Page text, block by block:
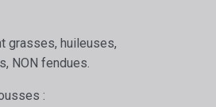
grasses, huileuses,
NON fendues.
: